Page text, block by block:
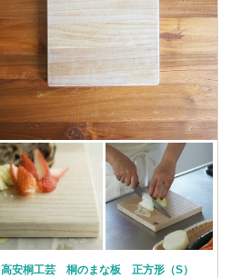
高安桐工芸 桐のまな板 正方形（S）